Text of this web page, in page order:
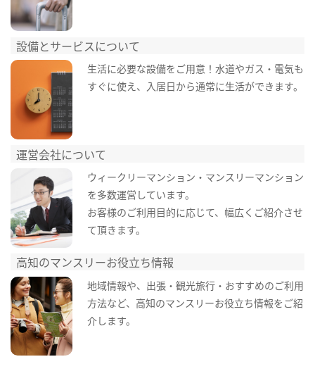
設備とサービスについて
生活に必要な設備をご用意！水道やガス・電気も
すぐに使え、入居日から通常に生活ができます。
運営会社について
ウィークリーマンション・マンスリーマンション
を多数運営しています。
お客様のご利用目的に応じて、幅広くご紹介させ
て頂きます。
高知のマンスリーお役立ち情報
地域情報や、出張・観光旅行・おすすめのご利用
方法など、高知のマンスリーお役立ち情報をご紹
介します。